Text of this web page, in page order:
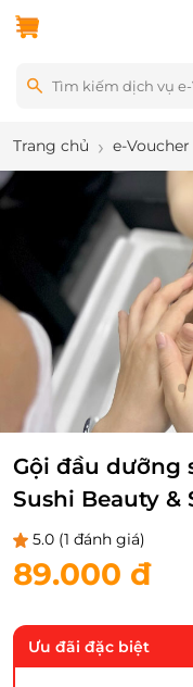
Trang chủ e-Voucher
Gội đầu dưỡng
Sushi Beauty &
5.0 (1 đánh giá)
89.000 đ
Ưu đãi đặc biệt